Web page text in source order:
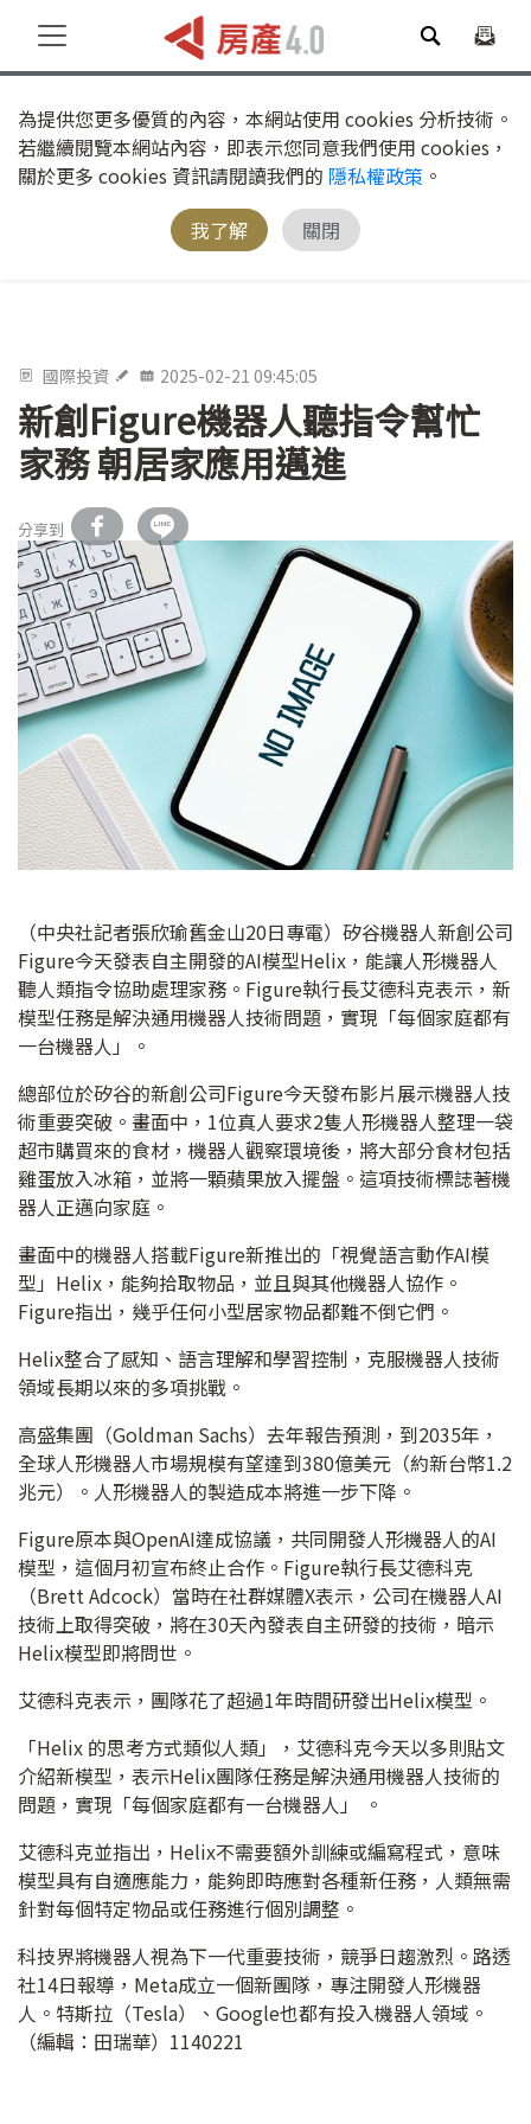
為提供您更多優質的內容，本網站使用 cookies 分析技術。
若繼續閱覽本網站內容，即表示您同意我們使用 cookies，
關於更多 cookies 資訊請閱讀我們的 隱私權政策 。
我了解
關閉
國際投資 2025-02-21 09:45:05
新創Figure機器人聽指令幫忙
家務 朝居家應用邁進
分享到
（中央社記者張欣瑜舊金山20日專電）矽谷機器人新創公司
Figure今天發表自主開發的AI模型Helix，能讓人形機器人
聽人類指令協助處理家務。Figure執行長艾德科克表示，新
模型任務是解決通用機器人技術問題，實現「每個家庭都有
一台機器人」。
總部位於矽谷的新創公司Figure今天發布影片展示機器人技
術重要突破。畫面中，1位真人要求2隻人形機器人整理一袋
超市購買來的食材，機器人觀察環境後，將大部分食材包括
雞蛋放入冰箱，並將一顆蘋果放入擺盤。這項技術標誌著機
器人正邁向家庭。
畫面中的機器人搭載Figure新推出的「視覺語言動作AI模
型」Helix，能夠拾取物品，並且與其他機器人協作。
Figure指出，幾乎任何小型居家物品都難不倒它們。
Helix整合了感知、語言理解和學習控制，克服機器人技術
領域長期以來的多項挑戰。
高盛集團（Goldman Sachs）去年報告預測，到2035年，
全球人形機器人市場規模有望達到380億美元（約新台幣1.2
兆元）。人形機器人的製造成本將進一步下降。
Figure原本與OpenAI達成協議，共同開發人形機器人的AI
模型，這個月初宣布終止合作。Figure執行長艾德科克
（Brett Adcock）當時在社群媒體X表示，公司在機器人AI
技術上取得突破，將在30天內發表自主研發的技術，暗示
Helix模型即將問世。
艾德科克表示，團隊花了超過1年時間研發出Helix模型。
「Helix 的思考方式類似人類」，艾德科克今天以多則貼文
介紹新模型，表示Helix團隊任務是解決通用機器人技術的
問題，實現「每個家庭都有一台機器人」 。
艾德科克並指出，Helix不需要額外訓練或編寫程式，意味
模型具有自適應能力，能夠即時應對各種新任務，人類無需
針對每個特定物品或任務進行個別調整。
科技界將機器人視為下一代重要技術，競爭日趨激烈。路透
社14日報導，Meta成立一個新團隊，專注開發人形機器
人。特斯拉（Tesla）、Google也都有投入機器人領域。
（編輯：田瑞華）1140221